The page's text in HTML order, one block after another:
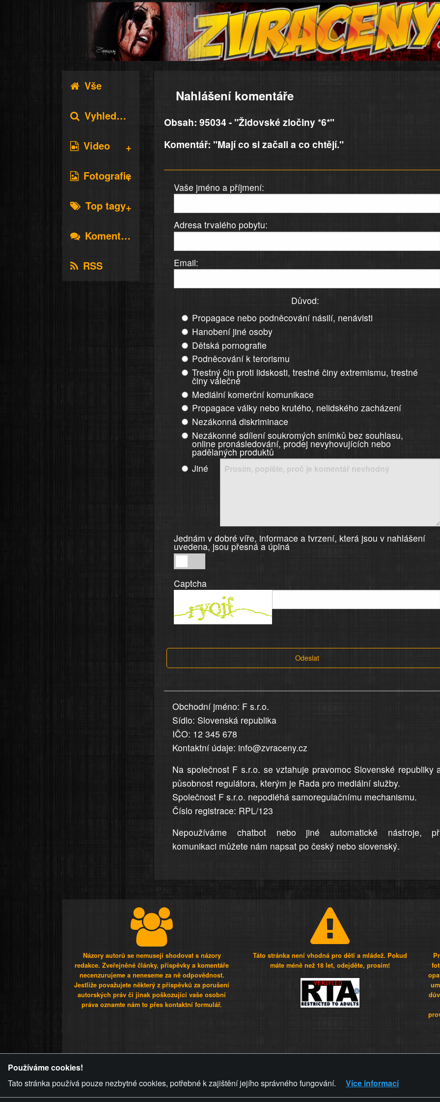
Vše
Vyhledávání
Video
Fotografie
Top tagy
Komentáře
RSS
Nahlášení komentáře
Obsah: 95034 - "Židovské zločiny *6*"
Komentář: "Mají co si začali a co chtějí."
Vaše jméno a příjmení:
Adresa trvalého pobytu:
Email:
Důvod:
Propagace nebo podněcování násilí, nenávisti
Hanobení jiné osoby
Dětská pornografie
Podněcování k terorismu
Trestný čin proti lidskosti, trestné činy extremismu, trestné
činy válečné
Mediální komerční komunikace
Propagace války nebo krutého, nelidského zacházení
Nezákonná diskriminace
Nezákonné sdílení soukromých snímků bez souhlasu,
online pronásledování, prodej nevyhovujících nebo
padělaných produktů
Jiné
Jednám v dobré víře, informace a tvrzení, která jsou v nahlášení
uvedena, jsou přesná a úplná
v
dobré
informace
v
uvedena,
jsou
přesná
a
úplná
Captcha
Odeslat
Obchodní jméno: F s.r.o.
Sídlo: Slovenská republika
IČO: 12 345 678
Kontaktní údaje: info@zvraceny.cz
Na společnost F s.r.o. se vztahuje pravomoc Slovenské republiky
působnost regulátora, kterým je Rada pro mediální služby.
Společnost F s.r.o. nepodléhá samoregulačnímu mechanismu.
Číslo registrace: RPL/123
Nepoužíváme chatbot nebo jiné automatické nástroje,
komunikaci můžete nám napsat po český nebo slovenský.
Názory autorů se nemusejí shodovat s názory
redakce. Zveřejněné články, příspěvky a komentáře
necenzurujeme a neneseme za ně odpovědnost.
Jestliže považujete některý z příspěvků za porušení
autorských práv či jinak poškozující vaše osobní
práva oznamte nám to přes kontaktní formulář.
Táto stránka není vhodná pro děti a mládež. Pokud
máte méně než 18 let, odejděte, prosím!
ZVRÁCENÝ.CZ PRAVIDLA A
Používáme cookies!
Tato stránka používá pouze nezbytné cookies, potřebné k zajištění jejího správného fungování.
Více informací